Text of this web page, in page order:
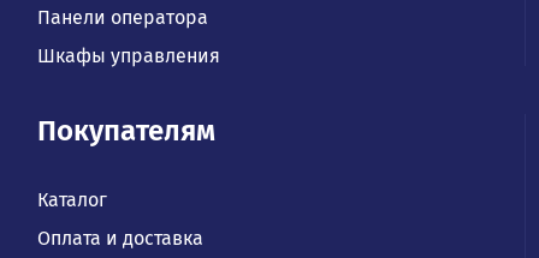
Панели оператора
Шкафы управления
Покупателям
Каталог
Оплата и доставка